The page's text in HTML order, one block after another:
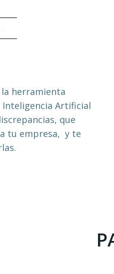
herramienta
Inteligencia Artificial
que
tu empresa, y te